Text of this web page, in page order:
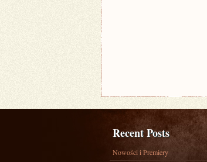
Recent Posts
Nowości i Premiery